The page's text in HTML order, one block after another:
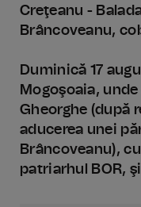
Creţeanu -
Brâncoveanu,
Duminică 17
Mogoşoaia,
Gheorghe (după
aducerea unei
Brâncoveanu),
patriarhul BOR,